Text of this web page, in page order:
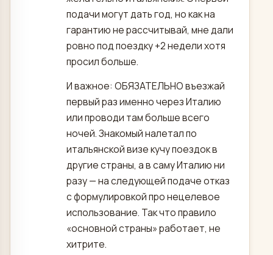
подачи могут дать год, но как на
гарантию не рассчитывай, мне дали
ровно под поездку +2 недели хотя
просил больше.
И важное: ОБЯЗАТЕЛЬНО въезжай
первый раз именно через Италию
или проводи там больше всего
ночей. Знакомый налетал по
итальянской визе кучу поездок в
другие страны, а в саму Италию ни
разу — на следующей подаче отказ
с формулировкой про нецелевое
использование. Так что правило
«основной страны» работает, не
хитрите.